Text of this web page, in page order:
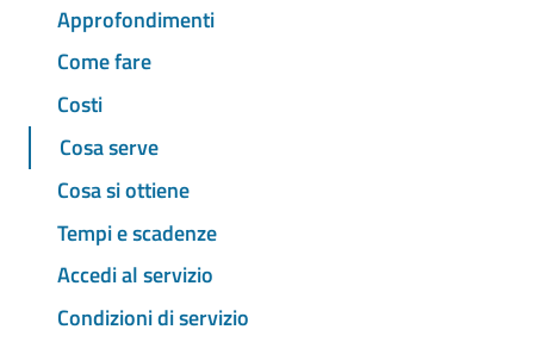
Approfondimenti
Come fare
Costi
Cosa serve
Cosa si ottiene
Tempi e scadenze
Accedi al servizio
Condizioni di servizio